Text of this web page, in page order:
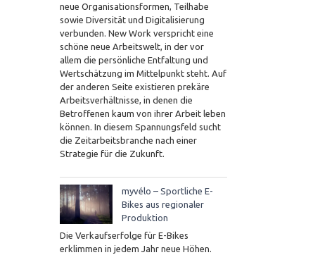
neue Organisationsformen, Teilhabe
sowie Diversität und Digitalisierung
verbunden. New Work verspricht eine
schöne neue Arbeitswelt, in der vor
allem die persönliche Entfaltung und
Wertschätzung im Mittelpunkt steht. Auf
der anderen Seite existieren prekäre
Arbeitsverhältnisse, in denen die
Betroffenen kaum von ihrer Arbeit leben
können. In diesem Spannungsfeld sucht
die Zeitarbeitsbranche nach einer
Strategie für die Zukunft.
myvélo – Sportliche E-
Bikes aus regionaler
Produktion
Die Verkaufserfolge für E-Bikes
erklimmen in jedem Jahr neue Höhen.